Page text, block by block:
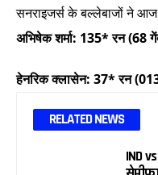
सनराइजर्स के बल्लेबाजों ने
अभिषेक शर्मा: 135* रन (68
हेनरिक क्लासेन: 37* रन
RELATED NEWS
IND